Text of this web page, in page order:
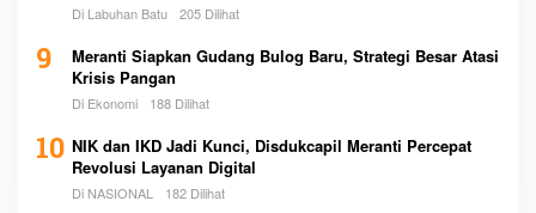
Di Labuhan Batu 205 Dilihat
9
Meranti Siapkan Gudang Bulog Baru, Strategi Besar Atasi
Krisis Pangan
Di Ekonomi 188 Dilihat
10 NIK dan IKD Jadi Kunci, Disdukcapil Meranti Percepat
Revolusi Layanan Digital
Di NASIONAL 182 Dilihat